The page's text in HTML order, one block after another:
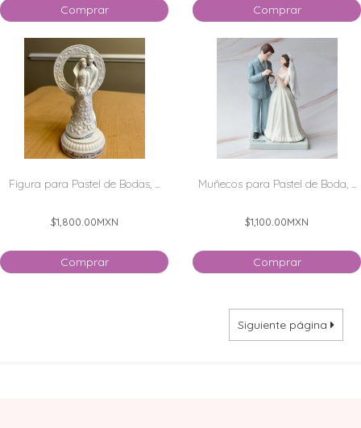
Comprar Comprar
Figura para Pastel de Bodas, ...
$1,800.00MXN
Comprar
Muñecos para Pastel de Boda, ...
$1,100.00MXN
Comprar
Siguiente página